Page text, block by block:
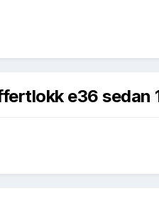
e36 sedan